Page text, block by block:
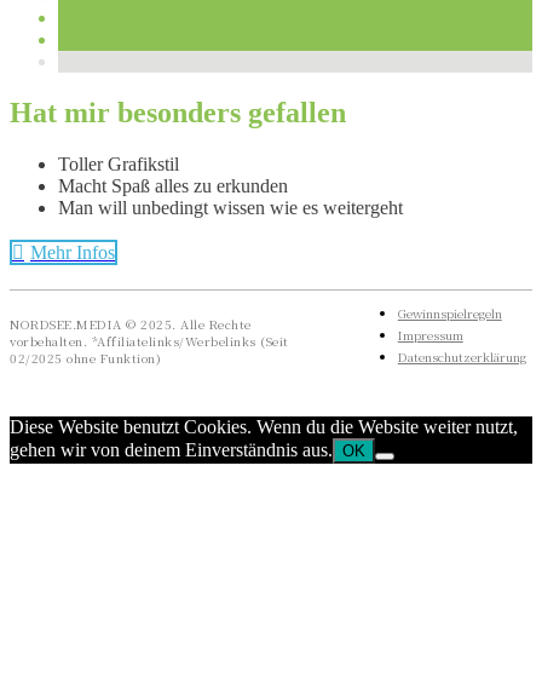
Hat mir besonders gefallen
Toller Grafikstil
Macht Spaß alles zu erkunden
Man will unbedingt wissen wie es weitergeht
Mehr Infos
NORDSEE.MEDIA © 2025. Alle Rechte
vorbehalten. *Affiliatelinks/Werbelinks (Seit
02/2025 ohne Funktion)
Gewinnspielregeln
Impressum
Datenschutzerklärung
Diese Website benutzt Cookies. Wenn du die Website weiter nutzt,
gehen wir von deinem Einverständnis aus. OK